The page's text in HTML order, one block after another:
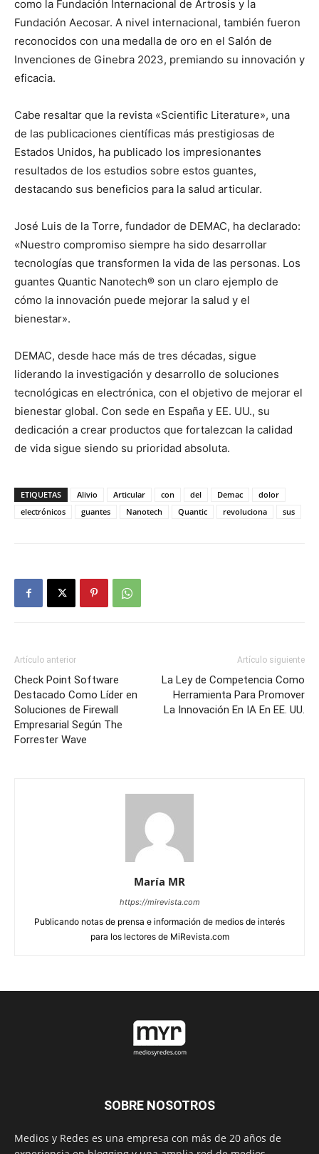
como la Fundación Internacional de Artrosis y la
Fundación Aecosar. A nivel internacional, también fueron
reconocidos con una medalla de oro en el Salón de
Invenciones de Ginebra 2023, premiando su innovación y
eficacia.
Cabe resaltar que la revista «Scientific Literature», una
de las publicaciones científicas más prestigiosas de
Estados Unidos, ha publicado los impresionantes
resultados de los estudios sobre estos guantes,
destacando sus beneficios para la salud articular.
José Luis de la Torre, fundador de DEMAC, ha declarado:
«Nuestro compromiso siempre ha sido desarrollar
tecnologías que transformen la vida de las personas. Los
guantes Quantic Nanotech® son un claro ejemplo de
cómo la innovación puede mejorar la salud y el
bienestar».
DEMAC, desde hace más de tres décadas, sigue
liderando la investigación y desarrollo de soluciones
tecnológicas en electrónica, con el objetivo de mejorar el
bienestar global. Con sede en España y EE. UU., su
dedicación a crear productos que fortalezcan la calidad
de vida sigue siendo su prioridad absoluta.
ETIQUETAS Alivio Articular con del Demac
dolor
electrónicos
guantes Nanotech Quantic revoluciona sus
Artículo anterior
Check Point Software
Destacado Como Líder en
Soluciones de Firewall
Empresarial Según The
Forrester Wave
Artículo siguiente
La Ley de Competencia Como
Herramienta Para Promover
La Innovación En IA En EE. UU.
María MR
https://mirevista.com
Publicando notas de prensa e información de medios de interés
para los lectores de MiRevista.com
SOBRE NOSOTROS
Medios y Redes es una empresa con más de 20 años de